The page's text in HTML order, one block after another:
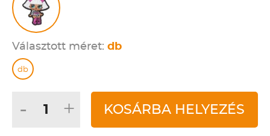
Választott méret: db
db
- + KOSÁRBA HELYEZÉS